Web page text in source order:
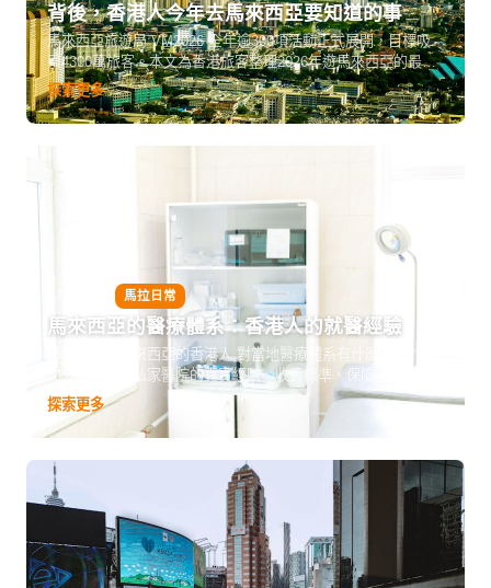
背後，香港人今年去馬來西亞要知道的事
馬來西亞旅遊局 VM2026 全年逾300項活動正式展開，目標吸
引4300萬旅客。本文為香港旅客整理2026年遊馬來西亞的最佳
時機、必去活動、省錢貼士、簽證交通資訊，讓你把握 Visit
Malaysia 年的黃金機會，計劃一趟真正值回票價的馬來西亞之
旅。
探索更多
23.02.2026 馬拉日常
馬來西亞的醫療體系：香港人的就醫經驗
移居或長住馬來西亞的香港人,對當地醫療體系有什麼體會?本
文分享公立與私家醫院的真實經驗、收費標準、保險建議,以及
看病流程和語言溝通等實用資訊。
探索更多